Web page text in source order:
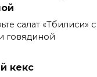
салат «Тбилиси» с
говядиной
кекс